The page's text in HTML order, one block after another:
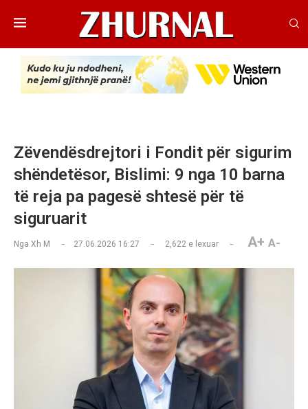
Zëvendësdrejtori i Fondit për sigurim
shëndetësor, Bislimi: 9 nga 10 barna
të reja pa pagesë shtesë për të
siguruarit
Nga Xh M 27.06.2026 16:27 2,622 e lexuar A+ A-